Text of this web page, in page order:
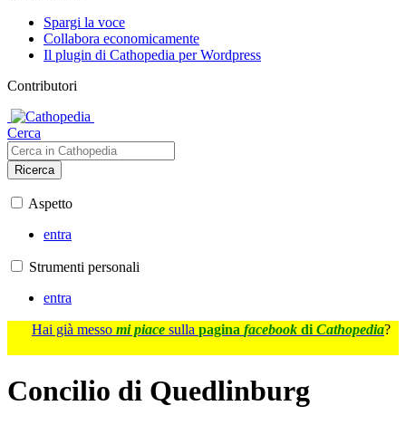
Spargi la voce
Collabora economicamente
Il plugin di Cathopedia per Wordpress
Contributori
Cerca
Ricerca
Aspetto
entra
Strumenti personali
entra
Hai già messo mi piace sulla pagina facebook di Cathopedia?
Concilio di Quedlinburg